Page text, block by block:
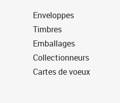
Enveloppes
Timbres
Emballages
Collectionneurs
Cartes de voeux